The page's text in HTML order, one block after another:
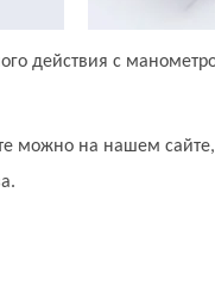
действия с
можно на нашем